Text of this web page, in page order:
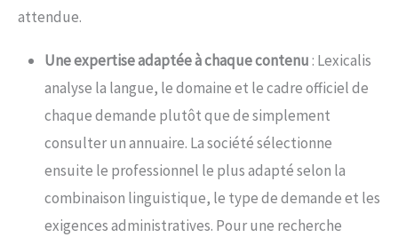
attendue.
Une expertise adaptée à chaque contenu: Lexicalis
analyse la langue, le domaine et le cadre officiel de
chaque demande plutôt que de simplement
consulter un annuaire. La société sélectionne
ensuite le professionnel le plus adapté selon la
combinaison linguistique, le type de demande et les
exigences administratives. Pour une recherche